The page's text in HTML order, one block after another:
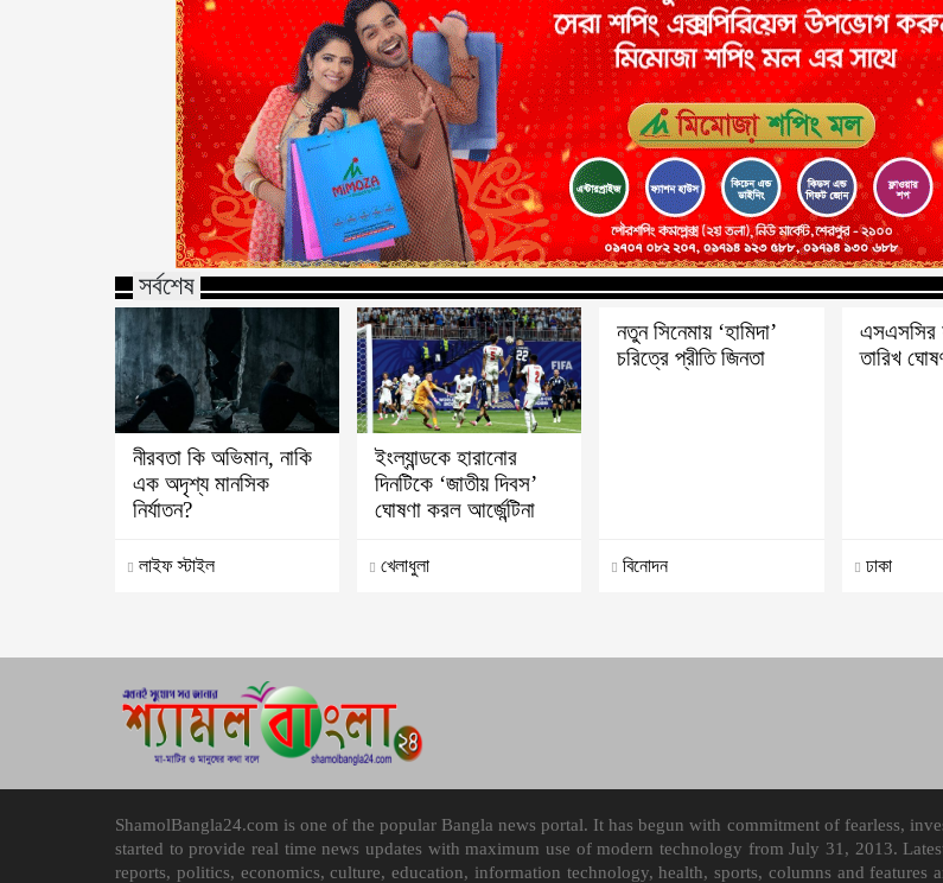
সর্বশেষ
নীরবতা কি অভিমান, নাকি
এক অদৃশ্য মানসিক
নির্যাতন?
লাইফ স্টাইল
ইংল্যান্ডকে হারানোর
দিনটিকে ‘জাতীয় দিবস’
ঘোষণা করল আর্জেন্টিনা
খেলাধুলা
নতুন সিনেমায় ‘হামিদা’
চরিত্রে প্রীতি জিনতা
বিনোদন
এসএসসির
তারিখ
ঢাকা
ShamolBangla24.com is one of the popular Bangla news portal. It has begun with commitment of fearless,
started to provide real time news updates with maximum use of modern technology from July 31, 2013.
reports, politics, economics, culture, education, information technology, health, sports, columns and